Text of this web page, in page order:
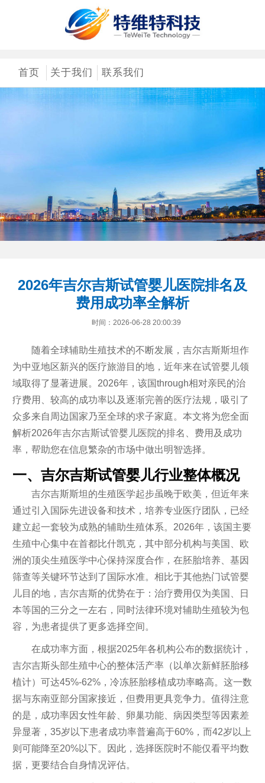
首页 关于我们 联系我们
2026年吉尔吉斯试管婴儿医院排名及
费用成功率全解析
时间：2026-06-28 20:00:39
随着全球辅助生殖技术的不断发展，吉尔吉斯斯坦作
为中亚地区新兴的医疗旅游目的地，近年来在试管婴儿领
域取得了显著进展。2026年，该国through相对亲民的治
疗费用、较高的成功率以及逐渐完善的医疗法规，吸引了
众多来自周边国家乃至全球的求子家庭。本文将为您全面
解析2026年吉尔吉斯试管婴儿医院的排名、费用及成功
率，帮助您在信息繁杂的市场中做出明智选择。
一、吉尔吉斯试管婴儿行业整体概况
吉尔吉斯斯坦的生殖医学起步虽晚于欧美，但近年来
通过引入国际先进设备和技术，培养专业医疗团队，已经
建立起一套较为成熟的辅助生殖体系。2026年，该国主要
生殖中心集中在首都比什凯克，其中部分机构与美国、欧
洲的顶尖生殖医学中心保持深度合作，在胚胎培养、基因
筛查等关键环节达到了国际水准。相比于其他热门试管婴
儿目的地，吉尔吉斯的优势在于：治疗费用仅为美国、日
本等国的三分之一左右，同时法律环境对辅助生殖较为包
容，为患者提供了更多选择空间。
在成功率方面，根据2025年各机构公布的数据统计，
吉尔吉斯头部生殖中心的整体活产率（以单次新鲜胚胎移
植计）可达45%-62%，冷冻胚胎移植成功率略高。这一数
据与东南亚部分国家接近，但费用更具竞争力。值得注意
的是，成功率因女性年龄、卵巢功能、病因类型等因素差
异显著，35岁以下患者成功率普遍高于60%，而42岁以上
则可能降至20%以下。因此，选择医院时不能仅看平均数
据，更要结合自身情况评估。